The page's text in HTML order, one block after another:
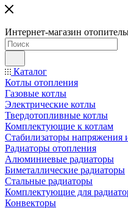
Интернет-магазин
Каталог
Котлы отопления
Газовые котлы
Электрические котлы
Твердотопливные котлы
Комплектующие к котлам
Стабилизаторы
Радиаторы отопления
Алюминиевые радиаторы
Биметаллические радиаторы
Стальные радиаторы
Комплектующие для
Конвекторы